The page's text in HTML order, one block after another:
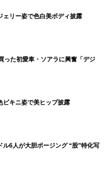
ェリー姿で色白美ボディ披露
った初愛車・ソアラに興奮「デジ
ビキニ姿で美ヒップ披露
ル6人が大胆ポージング “股”特化写